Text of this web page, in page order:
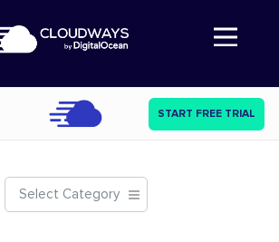
Abre a navegação
START FREE TRIAL
Select Category